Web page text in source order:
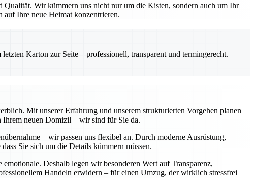
Qualität. Wir kümmern uns nicht nur um die Kisten, sondern auch um Ihr
Ihre neue Heimat konzentrieren.
Karton zur Seite – professionell, transparent und termingerecht.
Mit unserer Erfahrung und unserem strukturierten Vorgehen planen
Ihrem neuen Domizil – wir sind für Sie da.
– wir passen uns flexibel an. Durch moderne Ausrüstung,
Sie sich um die Details kümmern müssen.
Deshalb legen wir besonderen Wert auf Transparenz,
Handeln erwidern – für einen Umzug, der wirklich stressfrei